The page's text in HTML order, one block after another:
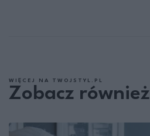
WIĘCEJ NA TWOJSTYL.PL
Zobacz również